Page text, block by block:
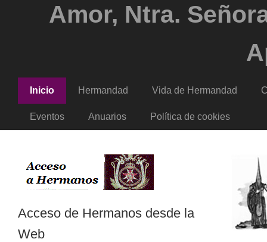
Amor, Ntra.
Inicio Hermandad Vida de Hermandad
Eventos Anuarios Política de cookies
Acceso de Hermanos desde la
Web